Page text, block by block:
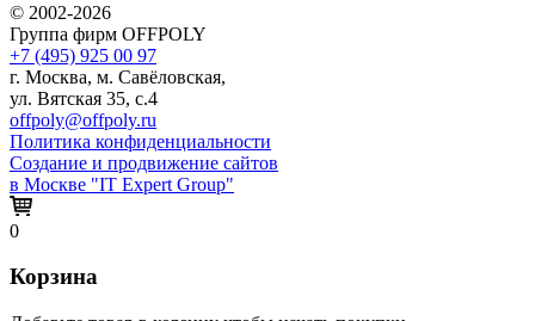
© 2002-2026
Группа фирм OFFPOLY
+7 (495) 925 00 97
г. Москва, м. Савёловская,
ул. Вятская 35, с.4
offpoly@offpoly.ru
Политика конфиденциальности
Создание и продвижение сайтов
в Москве "IT Expert Group"
0
Корзина